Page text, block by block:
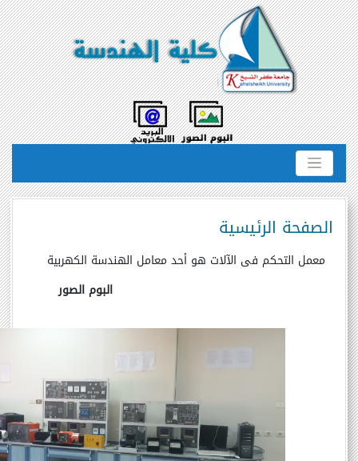
الصفحة الرئيسية
معمل التحكم فى الآلات هو أحد معامل الهندسة الكهربية
البوم الصور